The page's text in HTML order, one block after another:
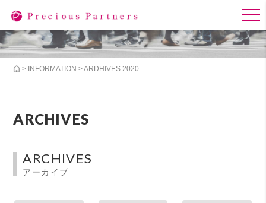
> INFORMATION > ARDHIVES 2020
ARCHIVES
ARCHIVES
アーカイブ